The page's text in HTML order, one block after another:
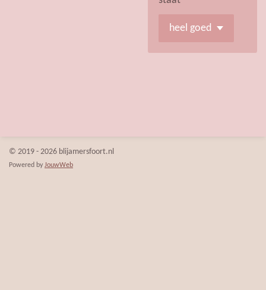
© 2019 - 2026 blijamersfoort.nl
Powered by JouwWeb